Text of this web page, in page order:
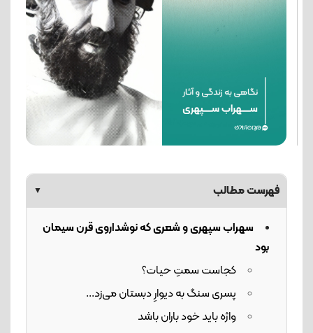
فهرست مطالب ▼
سهراب سپهری و شعری که نوشداروی قرن سیمان
بود
کجاست سمتِ حیات؟
پسری سنگ به دیوارِ دبستان می‌زد...
واژه باید خود باران باشد